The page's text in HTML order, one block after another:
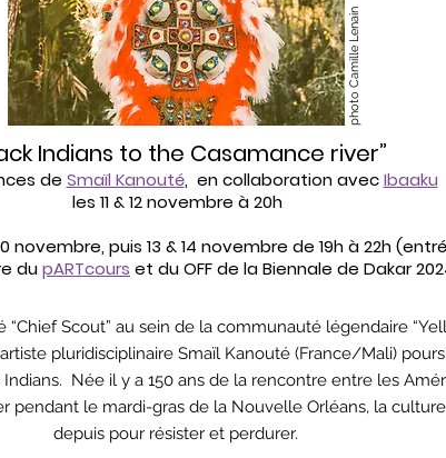
photo Camille Lenain
Indians to the Casamance river”
de Smaïl Kanouté, en collaboration avecIbaaku
les 11 & 12 novembre à 20h
novembre, puis 13 & 14 novembre de 19h à 22h
dupARTcours et du OFF de la Biennale de Dakar
Scout” au sein de la communauté légendaire
pluridisciplinaire Smaïl Kanouté (France/Mali)
Née il y a 150 ans de la rencontre entre les
pendant le mardi-gras de la Nouvelle Orléans, la
depuis pour résister et perdurer.